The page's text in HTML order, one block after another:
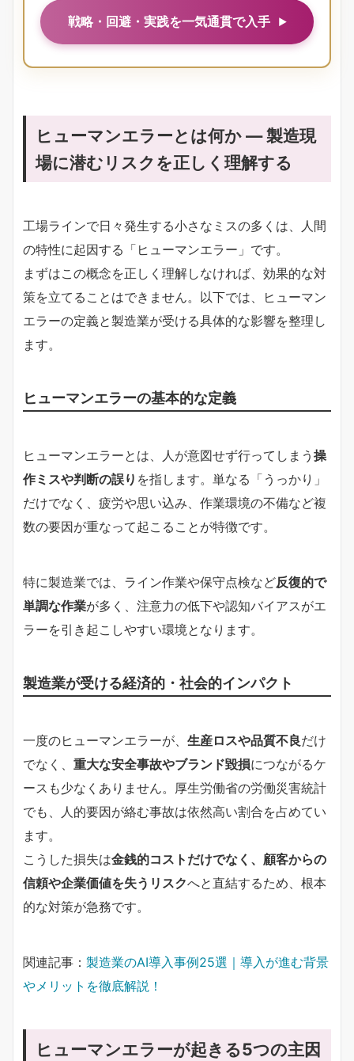
戦略・回避・実践を一気通貫で入手
ヒューマンエラーとは何か ― 製造現
場に潜むリスクを正しく理解する
工場ラインで日々発生する小さなミスの多くは、人間
の特性に起因する「ヒューマンエラー」です。
まずはこの概念を正しく理解しなければ、効果的な対
策を立てることはできません。以下では、ヒューマン
エラーの定義と製造業が受ける具体的な影響を整理し
ます。
ヒューマンエラーの基本的な定義
ヒューマンエラーとは、人が意図せず行ってしまう 操
作ミスや判断の誤り を指します。単なる「うっかり」
だけでなく、疲労や思い込み、作業環境の不備など複
数の要因が重なって起こることが特徴です。
特に製造業では、ライン作業や保守点検など反復的で
単調な作業が多く、注意力の低下や認知バイアスがエ
ラーを引き起こしやすい環境となります。
製造業が受ける経済的・社会的インパクト
一度のヒューマンエラーが、 生産ロスや品質不良だけ
でなく、 重大な安全事故やブランド毀損につながるケ
ースも少なくありません。厚生労働省の労働災害統計
でも、人的要因が絡む事故は依然高い割合を占めてい
ます。
こうした損失は金銭的コストだけでなく、顧客からの
信頼や企業価値を失うリスクへと直結するため、根本
的な対策が急務です。
関連記事： 製造業のAI導入事例25選｜導入が進む背景
やメリットを徹底解説！
ヒューマンエラーが起きる5つの主因